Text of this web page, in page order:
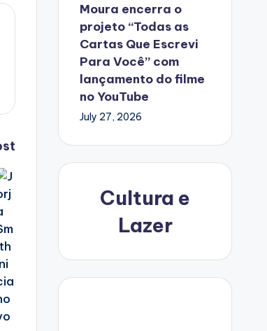
Moura encerra o
projeto “Todas as
Cartas Que Escrevi
Para Você” com
lançamento do filme
no YouTube
July 27, 2026
Cultura e
Lazer